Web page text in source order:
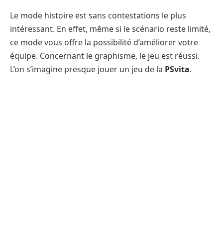
Le mode histoire est sans contestations le plus
intéressant. En effet, même si le scénario reste limité,
ce mode vous offre la possibilité d’améliorer votre
équipe. Concernant le graphisme, le jeu est réussi.
L’on s’imagine presque jouer un jeu de la PSvita.